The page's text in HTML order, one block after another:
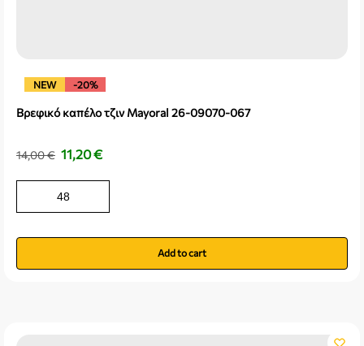
NEW -20%
Βρεφικό καπέλο τζιν Mayoral 26-09070-067
14,00€ 11,20€
48
Add to cart